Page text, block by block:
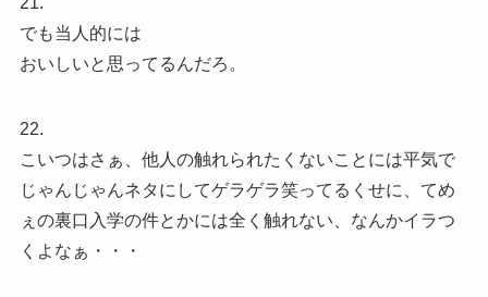
でも当人的には
おいしいと思ってるんだろ。
22.
こいつはさぁ、他人の触れられたくないことには平気で
じゃんじゃんネタにしてゲラゲラ笑ってるくせに、てめ
ぇの裏口入学の件とかには全く触れない、なんかイラつ
くよなぁ・・・